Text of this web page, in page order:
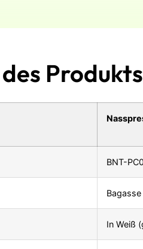
Produkts
BNT-
Bagasse
In Weiß